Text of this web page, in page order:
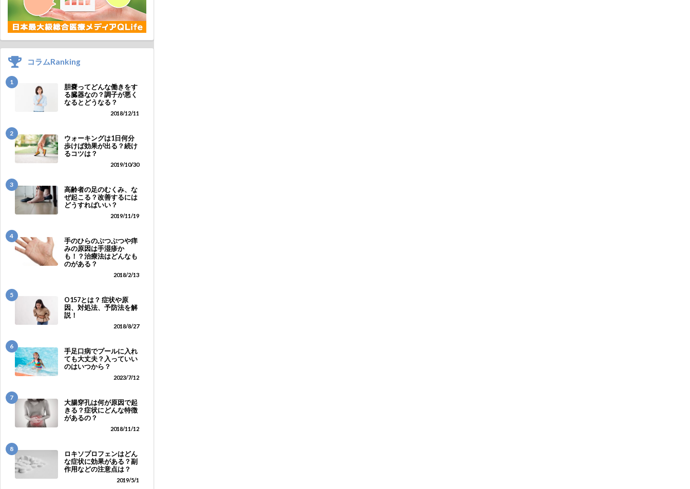
コラムRanking
1
胆嚢ってどんな働きをす
る臓器なの？調子が悪く
なるとどうなる？
2018/12/11
2
ウォーキングは1日何分
歩けば効果が出る？続け
るコツは？
2019/10/30
3
高齢者の足のむくみ、な
ぜ起こる？改善するには
どうすればいい？
2019/11/19
4
手のひらのぶつぶつや痒
みの原因は手湿疹か
も！？治療法はどんなも
のがある？
2018/2/13
5
O157とは？ 症状や原
因、対処法、予防法を解
説！
2018/8/27
6
手足口病でプールに入れ
ても大丈夫？入っていい
のはいつから？
2023/7/12
7
大腸穿孔は何が原因で起
きる？症状にどんな特徴
があるの？
2018/11/12
8
ロキソプロフェンはどん
な症状に効果がある？副
作用などの注意点は？
2019/5/1